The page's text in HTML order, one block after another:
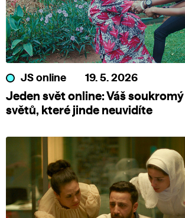
JS online 19. 5. 2026
Jeden svět online: Váš soukromý
světů, které jinde neuvidíte